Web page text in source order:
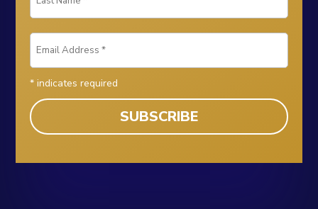
* indicates required